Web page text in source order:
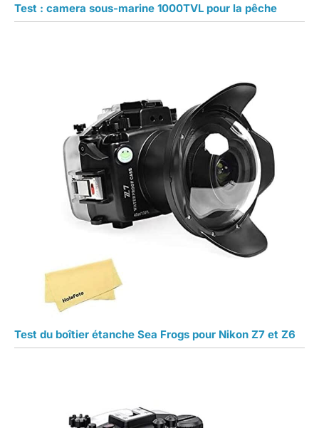
Test : camera sous-marine 1000TVL pour la pêche
Test du boîtier étanche Sea Frogs pour Nikon Z7 et Z6